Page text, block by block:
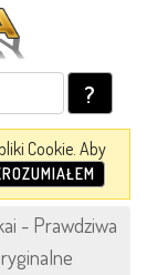
?
Cookie. Aby
- Prawdziwa